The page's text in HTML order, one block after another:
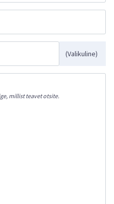
(Valikuline)
millist teavet otsite.